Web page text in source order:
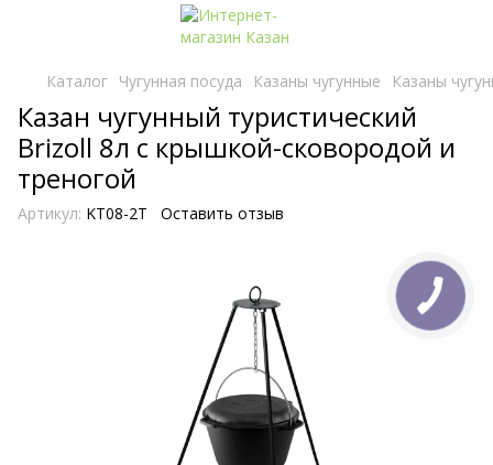
Каталог Чугунная посуда Казаны чугунные Казаны
Казан чугунный туристический
Brizoll 8л с крышкой-сковородой и
треногой
Артикул: KT08-2T Оставить отзыв